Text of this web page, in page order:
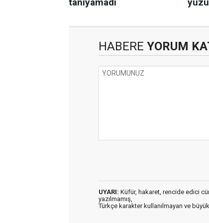
HABERE YORUM
UYARI: Küfür, hakaret, rencide edici
yazılmamış,
Türkçe karakter kullanılmayan ve